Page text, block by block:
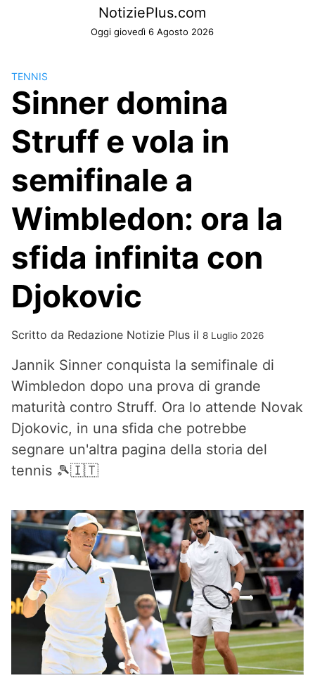
NotiziePlus.com
Oggi giovedì 6 Agosto 2026
TENNIS
Sinner domina
Struff e vola in
semifinale a
Wimbledon: ora la
sfida infinita con
Djokovic
Scritto da Redazione Notizie Plus il 8 Luglio 2026
Jannik Sinner conquista la semifinale di
Wimbledon dopo una prova di grande
maturità contro Struff. Ora lo attende Novak
Djokovic, in una sfida che potrebbe
segnare un'altra pagina della storia del
tennis 🎾🇮🇹